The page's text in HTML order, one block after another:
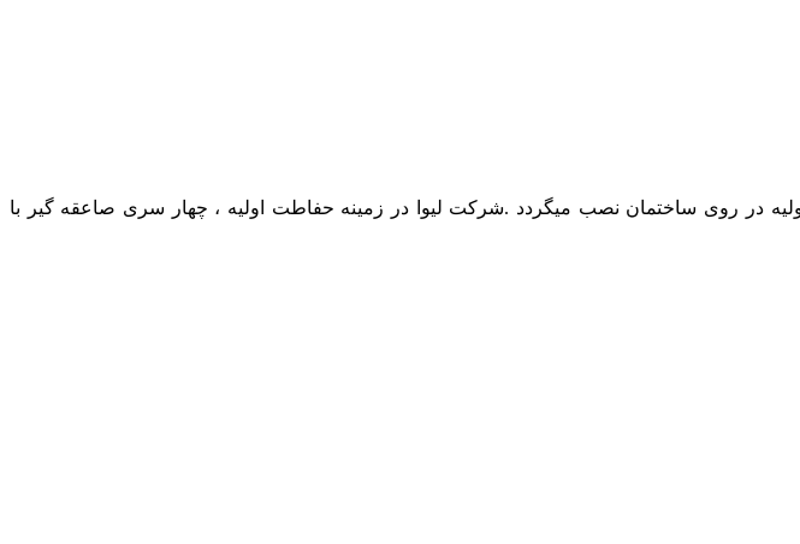
در روی ساختمان نصب میگردد .شرکت لیوا در زمینه حفاطت اولیه ، چهار سری صاعقه گیر با